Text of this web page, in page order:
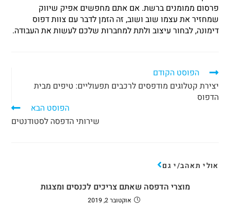
פרסום ממומנים ברשת. אם אתם מחפשים אפיק שיווק
שמחזיר את עצמו שוב ושוב, זה הזמן לדבר עם צוות דפוס
דימונה, לבחור עיצוב ולתת למחברות שלכם לעשות את העבודה.
הפוסט הקודם
יצירת קטלוגים מודפסים לרכבים תפעוליים: טיפים מבית
הדפוס
הפוסט הבא
שירותי הדפסה לסטודנטים
אולי תאהב/י גם
מוצרי הדפסה שאתם צריכים לכנסים ומצגות
אוקטובר 2, 2019